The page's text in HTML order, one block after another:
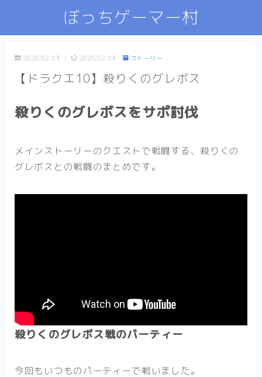
ぼっちゲーマー村
2020.02.03 2020.02.04 ストーリー
【ドラクエ10】殺りくのグレボス
殺りくのグレボスをサポ討伐
メインストーリーのクエストで戦闘する、殺りくの
グレボスとの戦闘のまとめです。
殺りくのグレボス戦のパーティー
今回もいつものパーティーで戦いました。